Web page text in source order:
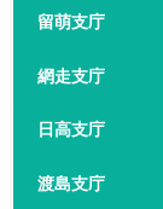
留萌支庁
網走支庁
日高支庁
渡島支庁